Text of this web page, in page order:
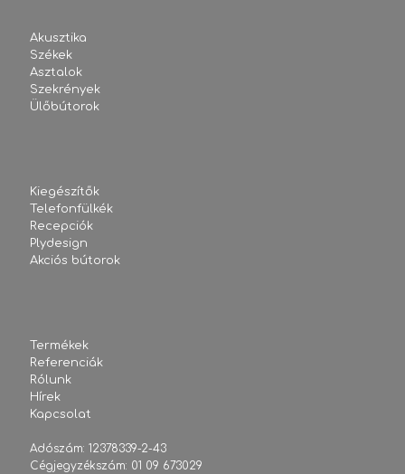
Akusztika
Székek
Asztalok
Szekrények
Ülőbútorok
Kiegészítők
Telefonfülkék
Recepciók
Plydesign
Akciós bútorok
Termékek
Referenciák
Rólunk
Hírek
Kapcsolat
Adószám: 12378339-2-43
Cégjegyzékszám: 01 09 673029